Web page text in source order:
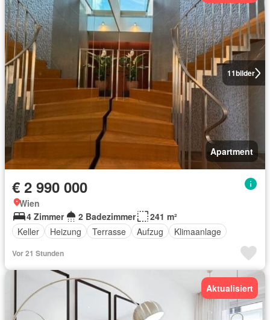
11bilder
Apartment
€ 2 990 000
Wien
4 Zimmer
2 Badezimmer
241 m²
Keller
Heizung Terrasse Aufzug Klimaanlage
Vor 21 Stunden
Aktualisiert